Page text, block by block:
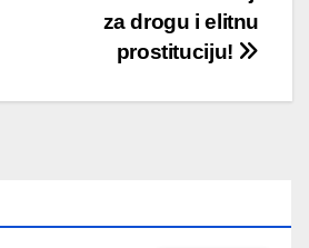
za drogu i elitnu
prostituciju!